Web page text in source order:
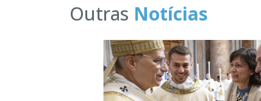
Outras Notícias